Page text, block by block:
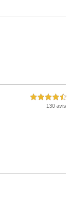
4,5 étoiles sur 5
130 avis